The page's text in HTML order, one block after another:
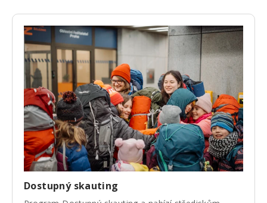
Dostupný skauting